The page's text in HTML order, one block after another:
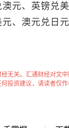
元、 英镑兑
元、澳元兑日
无关。汇通财经对文
投资建议，请读者仅